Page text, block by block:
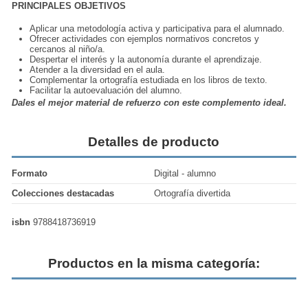
PRINCIPALES OBJETIVOS
Aplicar una metodología activa y participativa para el alumnado.
Ofrecer actividades con ejemplos normativos concretos y
cercanos al niño/a.
Despertar el interés y la autonomía durante el aprendizaje.
Atender a la diversidad en el aula.
Complementar la ortografía estudiada en los libros de texto.
Facilitar la autoevaluación del alumno.
Dales el mejor material de refuerzo con este complemento ideal.
Detalles de producto
Formato
Digital - alumno
Colecciones destacadas
Ortografía divertida
isbn 9788418736919
Productos en la misma categoría: